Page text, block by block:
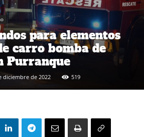
para elementos
carro bomba de
Purranque
diciembre de 2022 519